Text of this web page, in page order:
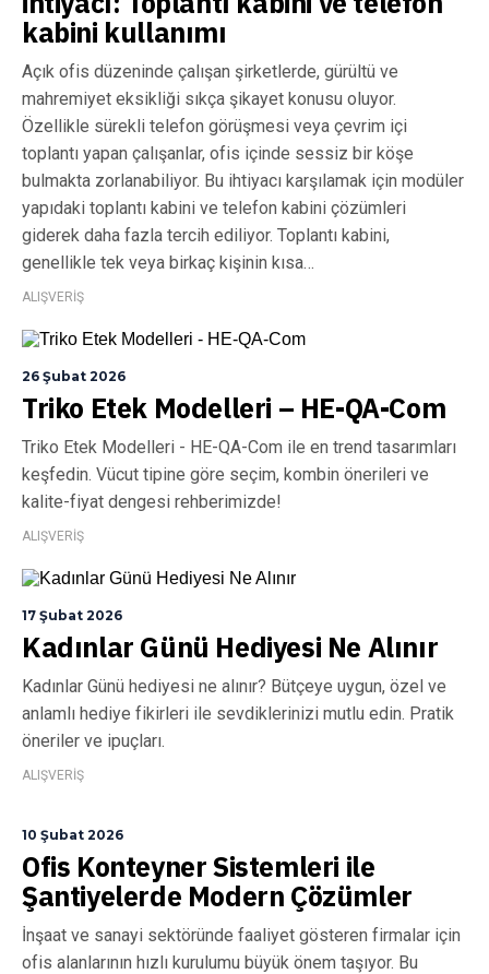
kabini kullanımı
Açık ofis düzeninde çalışan şirketlerde, gürültü ve
mahremiyet eksikliği sıkça şikayet konusu oluyor.
Özellikle sürekli telefon görüşmesi veya çevrim içi
toplantı yapan çalışanlar, ofis içinde sessiz bir köşe
bulmakta zorlanabiliyor. Bu ihtiyacı karşılamak için modüler
yapıdaki toplantı kabini ve telefon kabini çözümleri
giderek daha fazla tercih ediliyor. Toplantı kabini,
genellikle tek veya birkaç kişinin kısa…
ALIŞVERİŞ
26 Şubat 2026
Triko Etek Modelleri – HE-QA-Com
Triko Etek Modelleri - HE-QA-Com ile en trend tasarımları
keşfedin. Vücut tipine göre seçim, kombin önerileri ve
kalite-fiyat dengesi rehberimizde!
ALIŞVERİŞ
17 Şubat 2026
Kadınlar Günü Hediyesi Ne Alınır
Kadınlar Günü hediyesi ne alınır? Bütçeye uygun, özel ve
anlamlı hediye fikirleri ile sevdiklerinizi mutlu edin. Pratik
öneriler ve ipuçları.
ALIŞVERİŞ
10 Şubat 2026
Ofis Konteyner Sistemleri ile
Şantiyelerde Modern Çözümler
İnşaat ve sanayi sektöründe faaliyet gösteren firmalar için
ofis alanlarının hızlı kurulumu büyük önem taşıyor. Bu